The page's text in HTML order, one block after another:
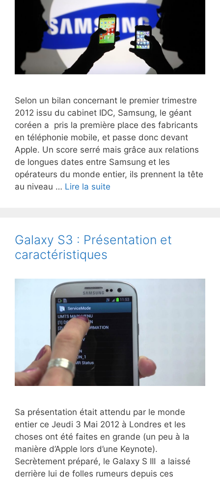
Selon un bilan concernant le premier trimestre
2012 issu du cabinet IDC, Samsung, le géant
coréen a pris la première place des fabricants
en téléphonie mobile, et passe donc devant
Apple. Un score serré mais grâce aux relations
de longues dates entre Samsung et les
opérateurs du monde entier, ils prennent la tête
au niveau … Lire la suite
Nokia
et
Galaxy S3 : Présentation et
caractéristiques
Sa présentation était attendu par le monde
entier ce Jeudi 3 Mai 2012 à Londres et les
choses ont été faites en grande (un peu à la
manière d’Apple lors d’une Keynote).
Secrètement préparé, le Galaxy S III a laissé
derrière lui de folles rumeurs depuis ces